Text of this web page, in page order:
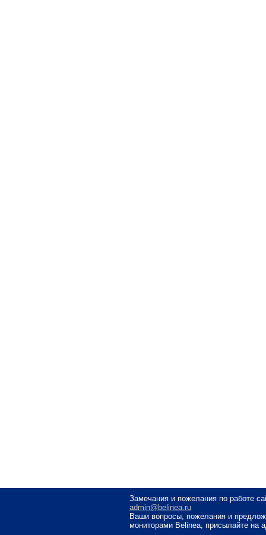
Замечания и пожелания по работе
admin@belinea.ru
Ваши вопросы, пожелания и
мониторами Belinea, присылайте на